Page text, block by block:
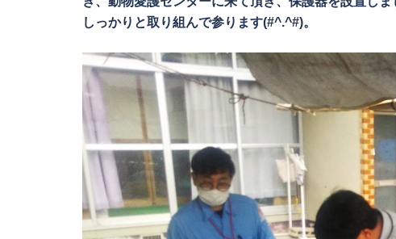
しっかりと取り組んで参ります(#^.^#)。